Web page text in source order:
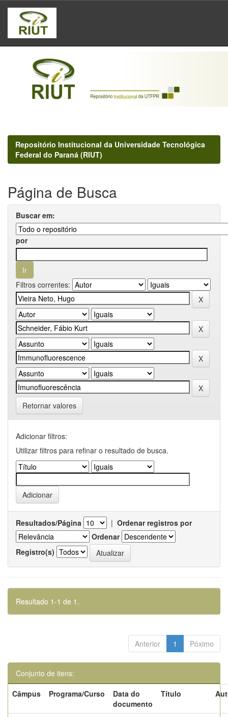
Skip
navigation
Repositório Institucional da Universidade Tecnológica
Federal do Paraná (RIUT)
Página de Busca
Buscar em:
por
Filtros correntes:
Retornar valores
Adicionar filtros:
Utilizar filtros para refinar o resultado de busca.
Resultados/Página | Ordenar registros por
Ordenar
Registro(s)
Resultado 1-1 de 1.
Anterior 1 Póximo
Conjunto de itens:
Câmpus
Programa/Curso
Data do
documento
Título